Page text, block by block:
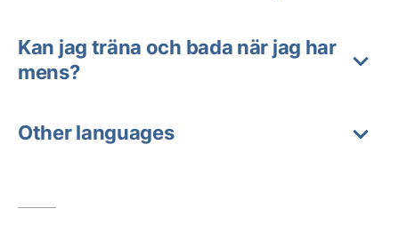
Kan jag träna och bada när jag har
mens?
Other languages